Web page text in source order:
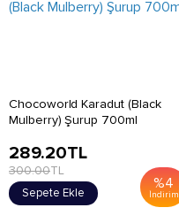
Chocoworld Karadut (Black
Mulberry) Şurup 700ml
%4
İndirim
289.20TL
300.00TL
Sepete Ekle